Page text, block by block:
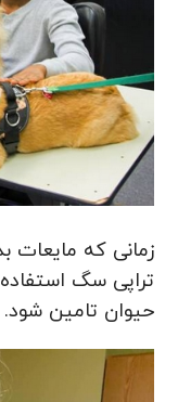
زمانی که
تراپی سگ
حیوان تامین شود.